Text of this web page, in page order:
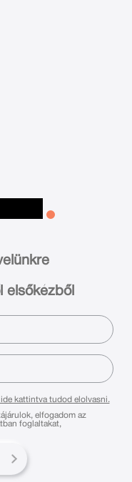
elsőkézből
kattintva tudod elolvasni.
elfogadom az
adatvédelmi és adatkezelési szabályzatban foglaltakat,